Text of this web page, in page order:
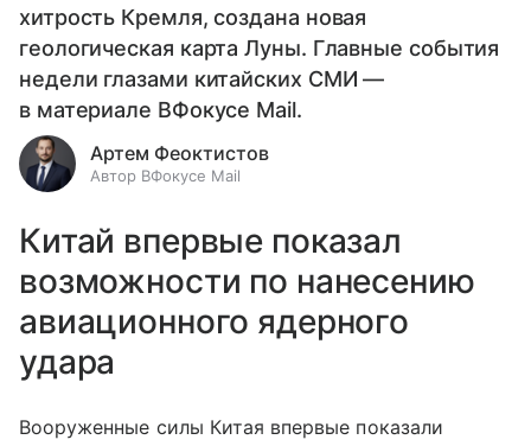
хитрость Кремля, создана новая
геологическая карта Луны. Главные события
недели глазами китайских СМИ —
в материале ВФокусе Mail.
Артем Феоктистов
Автор ВФокусе Mail
Китай впервые показал
возможности по нанесению
авиационного ядерного
удара
Вооруженные силы Китая впервые показали